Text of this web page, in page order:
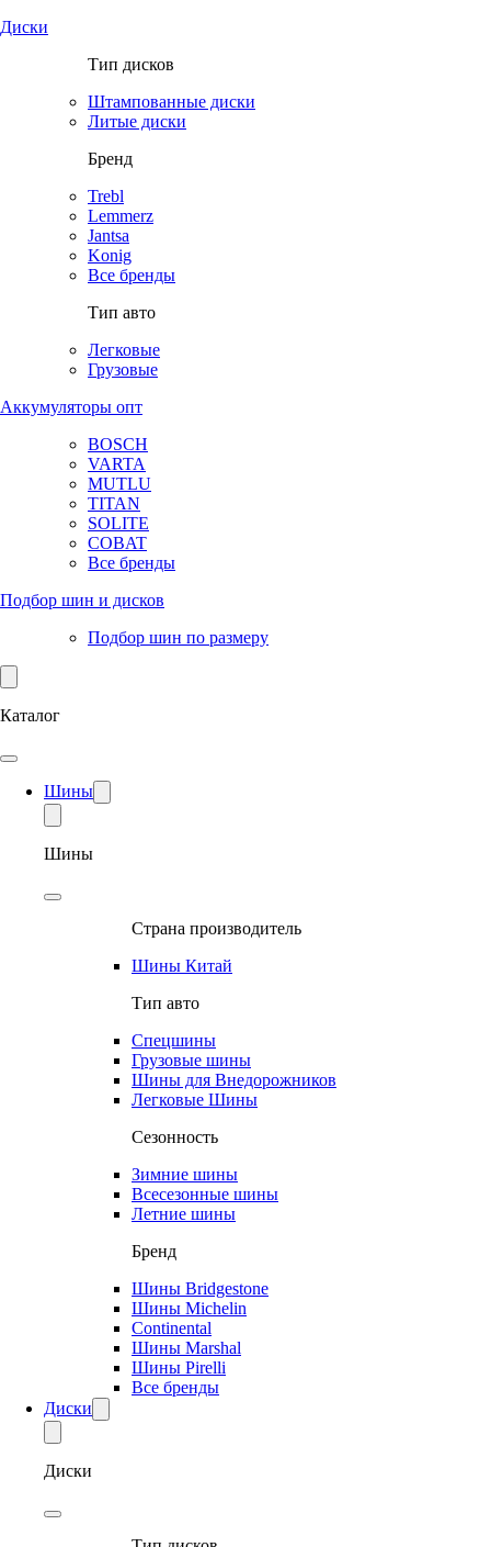
Диски
Тип дисков
Штампованные диски
Литые диски
Бренд
Trebl
Lemmerz
Jantsa
Konig
Все бренды
Тип авто
Легковые
Грузовые
Аккумуляторы опт
BOSCH
VARTA
MUTLU
TITAN
SOLITE
COBAT
Все бренды
Подбор шин и дисков
Подбор шин по размеру
Каталог
Шины
Шины
Страна производитель
Шины Китай
Тип авто
Спецшины
Грузовые шины
Шины для Внедорожников
Легковые Шины
Сезонность
Зимние шины
Всесезонные шины
Летние шины
Бренд
Шины Bridgestone
Шины Michelin
Continental
Шины Marshal
Шины Pirelli
Все бренды
Диски
Диски